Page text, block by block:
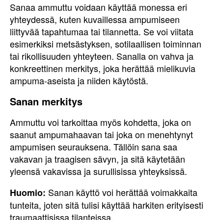
Sanaa ammuttu voidaan käyttää monessa eri
yhteydessä, kuten kuvaillessa ampumiseen
liittyvää tapahtumaa tai tilannetta. Se voi viitata
esimerkiksi metsästyksen, sotilaallisen toiminnan
tai rikollisuuden yhteyteen. Sanalla on vahva ja
konkreettinen merkitys, joka herättää mielikuvia
ampuma-aseista ja niiden käytöstä.
Sanan merkitys
Ammuttu voi tarkoittaa myös kohdetta, joka on
saanut ampumahaavan tai joka on menehtynyt
ampumisen seurauksena. Tällöin sana saa
vakavan ja traagisen sävyn, ja sitä käytetään
yleensä vakavissa ja surullisissa yhteyksissä.
Huomio: Sanan käyttö voi herättää voimakkaita
tunteita, joten sitä tulisi käyttää harkiten erityisesti
traumaattisissa tilanteissa.